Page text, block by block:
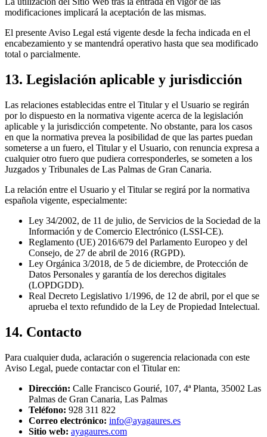
modificaciones implicará la aceptación de las mismas.
El presente Aviso Legal está vigente desde la fecha indicada en el
encabezamiento y se mantendrá operativo hasta que sea modificado
total o parcialmente.
13. Legislación aplicable y jurisdicción
Las relaciones establecidas entre el Titular y el Usuario se regirán
por lo dispuesto en la normativa vigente acerca de la legislación
aplicable y la jurisdicción competente. No obstante, para los casos
en que la normativa prevea la posibilidad de que las partes puedan
someterse a un fuero, el Titular y el Usuario, con renuncia expresa a
cualquier otro fuero que pudiera corresponderles, se someten a los
Juzgados y Tribunales de Las Palmas de Gran Canaria.
La relación entre el Usuario y el Titular se regirá por la normativa
española vigente, especialmente:
Ley 34/2002, de 11 de julio, de Servicios de la Sociedad de la
Información y de Comercio Electrónico (LSSI-CE).
Reglamento (UE) 2016/679 del Parlamento Europeo y del
Consejo, de 27 de abril de 2016 (RGPD).
Ley Orgánica 3/2018, de 5 de diciembre, de Protección de
Datos Personales y garantía de los derechos digitales
(LOPDGDD).
Real Decreto Legislativo 1/1996, de 12 de abril, por el que se
aprueba el texto refundido de la Ley de Propiedad Intelectual.
14. Contacto
Para cualquier duda, aclaración o sugerencia relacionada con este
Aviso Legal, puede contactar con el Titular en:
Dirección: Calle Francisco Gourié, 107, 4ª Planta, 35002 Las
Palmas de Gran Canaria, Las Palmas
Teléfono: 928 311 822
Correo electrónico: info@ayagaures.es
Sitio web: ayagaures.com